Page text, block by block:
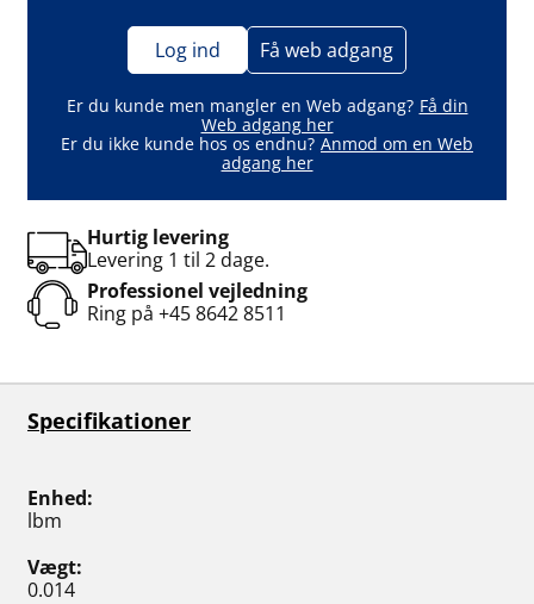
Log ind Få web adgang
Er du kunde men mangler en Web adgang? Få din
Web adgang her
Er du ikke kunde hos os endnu? Anmod om en Web
adgang her
Hurtig levering
Levering 1 til 2 dage.
Professionel vejledning
Ring på +45 8642 8511
Specifikationer
Enhed
lbm
Vægt
0.014